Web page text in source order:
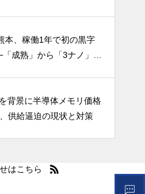
本、稼働1年で初の黒字
成熟」から「3ナノ」へ
背景に半導体メモリ価格
供給逼迫の現状と対策
はこちら